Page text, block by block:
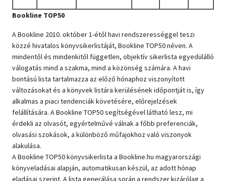
Bookline TOP50
A Bookline 2010. október 1-étől havi rendszerességgel teszi
közzé hivatalos könyvsikerlistáját, Bookline TOP50 néven. A
mindentől és mindenkitől független, objektív sikerlista egyedülálló
válogatás mind a szakma, mind a közönség számára. A havi
bontású lista tartalmazza az előző hónaphoz viszonyított
változásokat és a könyvek listára kerülésének időpontját is, így
alkalmas a piaci tendenciák követésére, előrejelzések
felállítására. A Bookline TOP50 segítségével látható lesz, mi
érdekli az olvasót, egyértelművé válnak a főbb preferenciák,
olvasási szokások, a különböző műfajokhoz való viszonyok
alakulása.
A Bookline TOP50 könyvsikerlista a Bookline.hu magyarországi
könyveladásai alapján, automatikusan készül, az adott hónap
eladásai szerint. A lista generálása során a rendszer kizárólag a